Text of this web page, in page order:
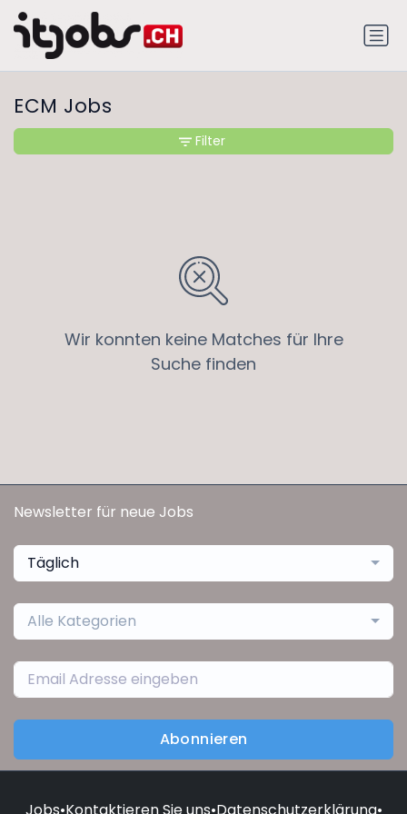
ECM Jobs
Wir konnten keine Matches für Ihre
Suche finden
Filter
Newsletter für neue Jobs
Täglich
Alle Kategorien
Abonnieren
Jobs•Kontaktieren Sie uns•Datenschutzerklärung•